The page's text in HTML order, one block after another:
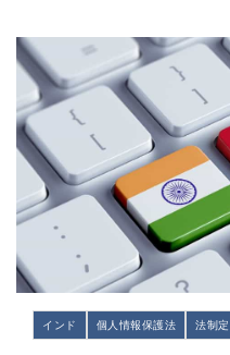
インド 個人情報保護法 法制